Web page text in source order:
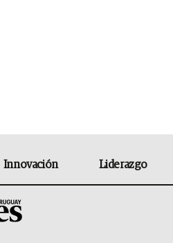
Innovación Liderazgo